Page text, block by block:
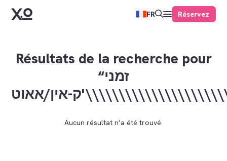
FR Réservez
Résultats de la recherche pour
“זמני
Aucun résultat n’a été trouvé.